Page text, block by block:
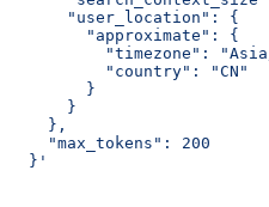
      "user_location": {
        "approximate": {
"timezone":
          "country": "CN"
        }
      }
    },
    "max_tokens": 200
  }'